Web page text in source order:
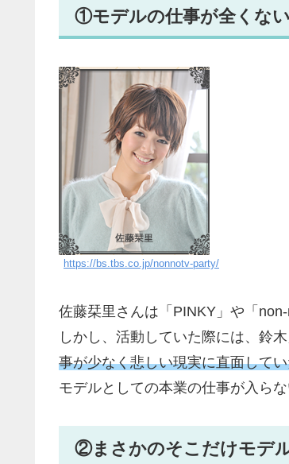
①モデルの仕事が全くない
https://bs.tbs.co.jp/nonnotv-party/
佐藤栞里さんは「PINKY」や「
しかし、活動していた際には、鈴
事が少なく悲しい現実に直面して
モデルとしての本業の仕事が入ら
②まさかのそこだけモデ